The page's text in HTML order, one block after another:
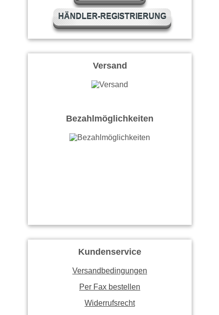
HÄNDLER-REGISTRIERUNG
Versand
Bezahlmöglichkeiten
Kundenservice
Versandbedingungen
Per Fax bestellen
Widerrufsrecht